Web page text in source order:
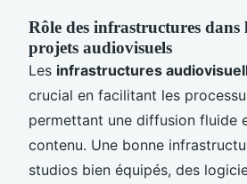
Rôle des infrastructures dans
projets audiovisuels
Les infrastructures
crucial en facilitant les
permettant une diffusion fluide
contenu. Une bonne
studios bien équipés, des